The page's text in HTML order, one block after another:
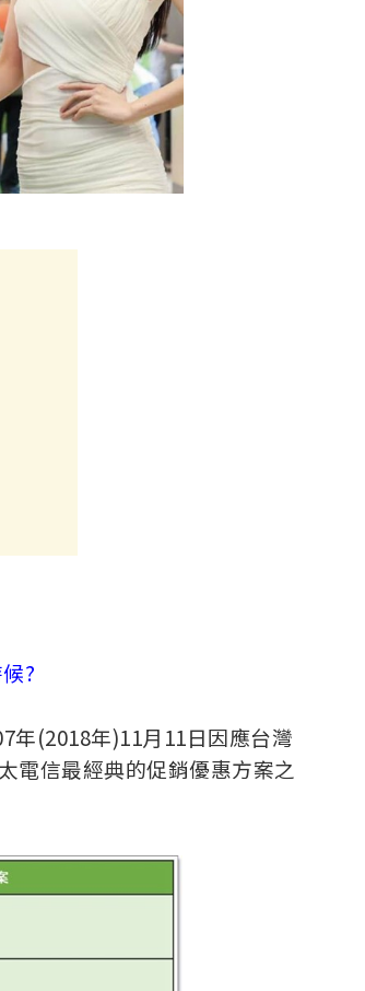
?
年(2018年)11月11日因應台灣
電信最經典的促銷優惠方案之